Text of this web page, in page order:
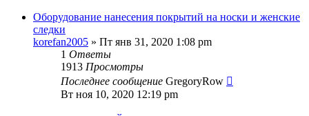
Оборудование нанесения покрытий на носки и женские
следки
korefan2005 » Пт янв 31, 2020 1:08 pm
1 Ответы
1913 Просмотры
Последнее сообщение GregoryRow
Вт ноя 10, 2020 12:19 pm